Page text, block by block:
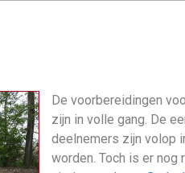
De voorbereidingen
zijn in volle gang. De
deelnemers zijn volop
worden. Toch is er nog